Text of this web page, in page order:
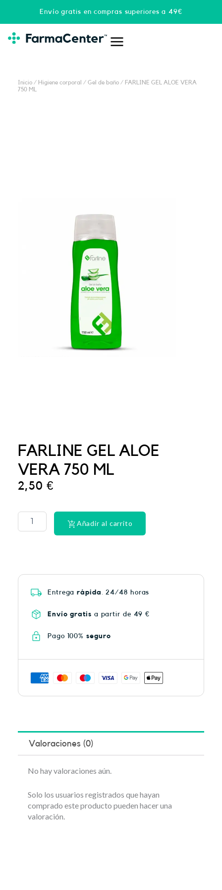
Envío gratis en compras superiores a 49€
Inicio / Higiene corporal / Gel de baño / FARLINE GEL ALOE VERA
750 ML
FARLINE GEL ALOE
VERA 750 ML
2,50 €
Roche
Posay
Anthelios
Añadir al carrito
Entregarápida . 24/48 horas
Envío gratis a partir de 49 €
Pago 100% seguro
Valoraciones (0)
No hay valoraciones aún.
Solo los usuarios registrados que hayan
comprado este producto pueden hacer una
valoración.